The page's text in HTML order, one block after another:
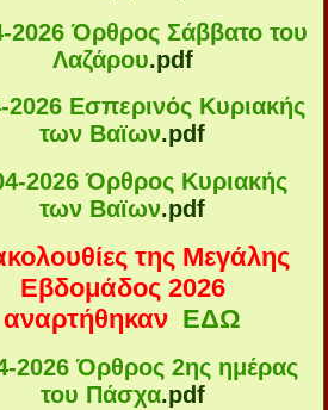
2026 Όρθρος Σάββατο του
Λαζάρου.pdf
2026 Εσπερινός Κυριακής
των Βαϊων.pdf
2026 Όρθρος Κυριακής
των Βαϊων.pdf
της Μεγάλης
Εβδομάδος 2026
αναρτήθηκαν ΕΔΩ
2026 Όρθρος 2ης ημέρας
του Πάσχα.pdf